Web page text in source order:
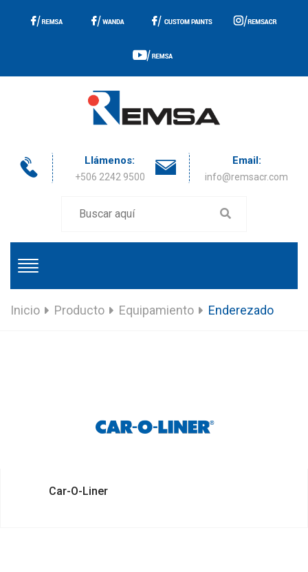
Llámenos:
+506 2242 9500
Email:
info@remsacr.com
Inicio Producto Equipamiento Enderezado
Car-O-Liner